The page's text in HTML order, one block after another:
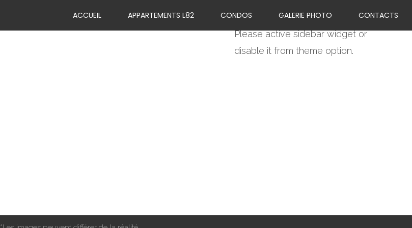
ACCUEIL APPARTEMENTS L82 CONDOS GALERIE PHOTO CONTACTS
Please active sidebar widget or
disable it from theme option.